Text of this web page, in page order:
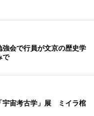
会で行員が文京の歴史学
で
宇宙考古学」展 ミイラ棺